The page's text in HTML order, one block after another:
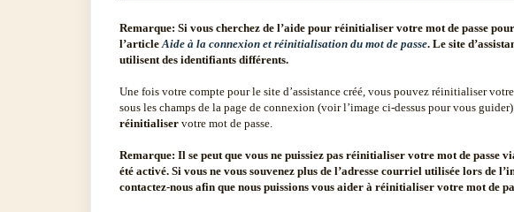
Remarque: Si vous cherchez de l’aide pour réinitialiser votre mot de passe
l’article Aide à la connexion et réinitialisation du mot de passe. Le site
utilisent des identifiants différents.
Une fois votre compte pour le site d’assistance créé, vous pouvez réinitialiser
sous les champs de la page de connexion (voir l’image ci-dessus pour vous
réinitialiser votre mot de passe.
Remarque: Il se peut que vous ne puissiez pas réinitialiser votre mot de passe
été activé. Si vous ne vous souvenez plus de l’adresse courriel utilisée lors de
contactez-nous afin que nous puissions vous aider à réinitialiser votre mot de